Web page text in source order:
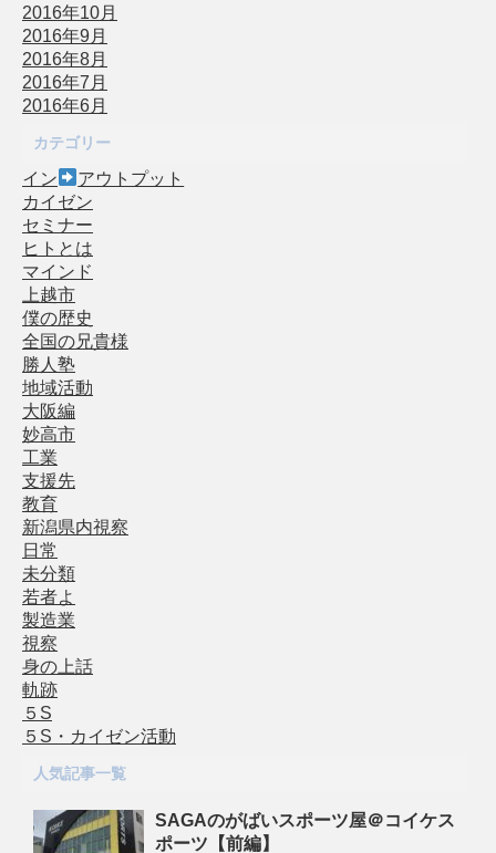
2016年10月
2016年9月
2016年8月
2016年7月
2016年6月
カテゴリー
イン
アウトプット
カイゼン
セミナー
ヒトとは
マインド
上越市
僕の歴史
全国の兄貴様
勝人塾
地域活動
大阪編
妙高市
工業
支援先
教育
新潟県内視察
日常
未分類
若者よ
製造業
視察
身の上話
軌跡
５S
５S・カイゼン活動
人気記事一覧
SAGAのがばいスポーツ屋＠コイケス
ポーツ【前編】